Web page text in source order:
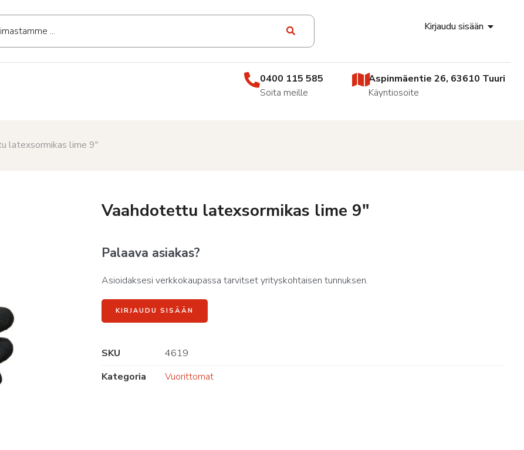
Kirjaudu sisään
0400 115 585
Soita meille
Aspinmäentie 26, 63610 Tuuri
Käyntiosoite
latexsormikas lime 9″
Vaahdotettu latexsormikas lime 9″
Palaava asiakas?
Asioidaksesi verkkokaupassa tarvitset yrityskohtaisen tunnuksen.
KIRJAUDU SISÄÄN
SKU
4619
Kategoria
Vuorittomat